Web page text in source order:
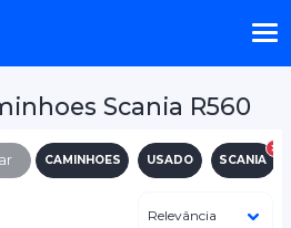
Scania R560
CAMINHOES USADO SCANIA